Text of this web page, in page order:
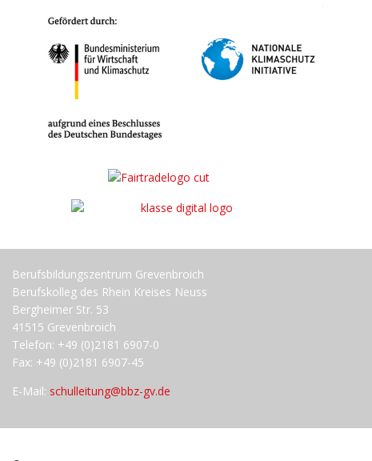
Berufsbildungszentrum Grevenbroich
Berufskolleg des Rhein Kreises Neuss
Bergheimer Str. 53
41515 Grevenbroich
Telefon: +49 (0)2181 6907-0
Fax: +49 (0)2181 6907-45
E-Mail: schulleitung@bbz-gv.de